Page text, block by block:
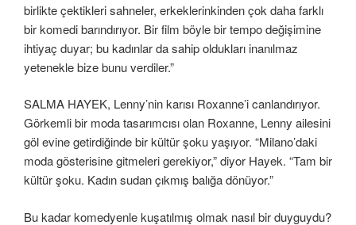
birlikte çektikleri sahneler, erkeklerinkinden çok daha farklı
bir komedi barındırıyor. Bir film böyle bir tempo değişimine
ihtiyaç duyar; bu kadınlar da sahip oldukları inanılmaz
yetenekle bize bunu verdiler.”
SALMA HAYEK, Lenny’nin karısı Roxanne’i canlandırıyor.
Görkemli bir moda tasarımcısı olan Roxanne, Lenny ailesini
göl evine getirdiğinde bir kültür şoku yaşıyor. “Milano’daki
moda gösterisine gitmeleri gerekiyor,” diyor Hayek. “Tam bir
kültür şoku. Kadın sudan çıkmış balığa dönüyor.”
Bu kadar komedyenle kuşatılmış olmak nasıl bir duyguydu?